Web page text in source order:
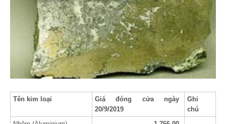
Tên kim loại
Giá đóng cửa ngày
20/9/2019
Ghi
chú